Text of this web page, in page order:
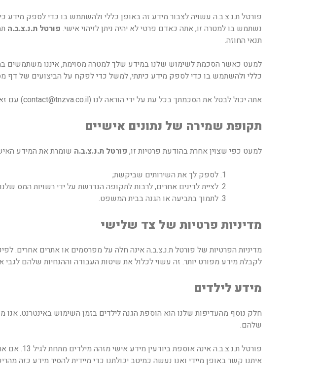
פורטל ת.נ.צ.ב.ה עשויה לצבור מידע זה באופן כללי ולהשתמש בו כדי לספק
נשתמש בו למטרה זו, אתה כאדם פרטי לא יהיה ניתן לזיהוי אישי. פורטל ת.נ.צ.ב.ה
תנאי החוזה.
למעט כאשר הסכמת לשימוש שלנו במידע שלך למטרה מסוימת, איננו משתמשים
כללי ולהשתמש בו כדי לספק מידע כיתתי, למשל כדי לפקח על הביצועים של דף
אתה יכול לבטל את הסכמתך בכל עת על ידי הוראה לנו (contact@tnzva.co.il) עם
תקופת שמירה של נתונים אישיים
למעט כפי שצוין אחרת בהודעת פרטיות זו, פורטל ת.נ.צ.ב.ה שומרת את המידע
לספק לך את השירותים שביקשת;
לציית לדינים אחרים, לרבות לתקופה הנדרשת על ידי רשויות המס
לתמוך בתביעה או הגנה בבית המשפט.
מדיניות פרטיות של צד שלישי
מדיניות הפרטיות של פורטל ת.נ.צ.ב.ה אינה חלה על מפרסמים או אתרים אחרים.
לקבלת מידע מפורט יותר. זה עשוי לכלול את שיטות העבודה וההנחיות שלהם לגבי
מידע לילדים
חלק נוסף מהעדיפות שלנו הוא הוספת הגנה לילדים בזמן השימוש באינטרנט.
שלהם.
פורטל
איתנו קשר באופן מיידי ואנו נעשה כמיטב יכולתנו כדי מיידית להסיר מידע כזה